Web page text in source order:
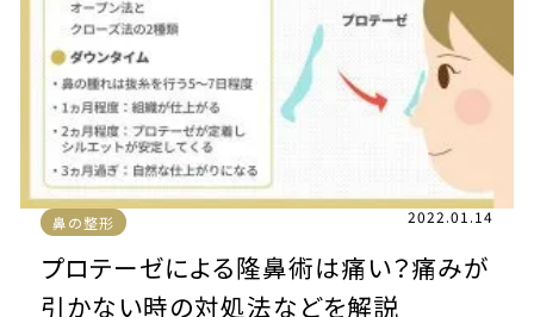
鼻の整形 2022.01.14
プロテーゼによる隆鼻術は痛い？痛みが
引かない時の対処法などを解説